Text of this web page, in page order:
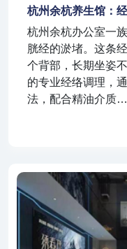
杭州余杭养生馆：
杭州余杭办公室一
胱经的淤堵。这条
个背部，长期坐姿
的专业经络调理，
法，配合精油介质…